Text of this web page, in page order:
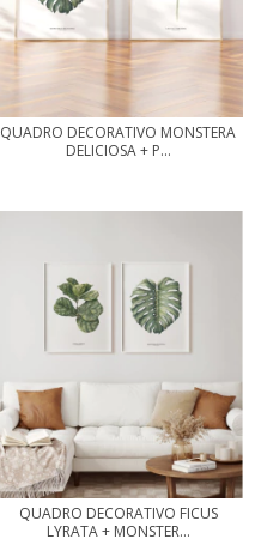
QUADRO DECORATIVO MONSTERA
DELICIOSA + P...
QUADRO DECORATIVO FICUS
LYRATA + MONSTER...